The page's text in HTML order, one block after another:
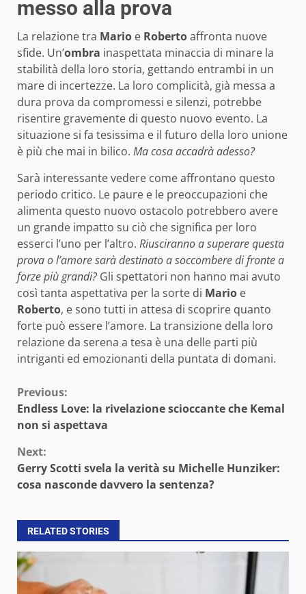
messo alla prova
La relazione tra Mario e Robertoaffronta nuove
sfide. Un’ombra inaspettata minaccia di minare la
stabilità della loro storia, gettando entrambi in un
mare di incertezze. La loro complicità, già messa a
dura prova da compromessi e silenzi, potrebbe
risentire gravemente di questo nuovo evento. La
situazione si fa tesissima e il futuro della loro unione
è più che mai in bilico. Ma cosa accadrà adesso?
Sarà interessante vedere come affrontano questo
periodo critico. Le paure e le preoccupazioni che
alimenta questo nuovo ostacolo potrebbero avere
un grande impatto su ciò che significa per loro
esserci l’uno per l’altro. Riusciranno a superare questa
prova o l’amore sarà destinato a soccombere di fronte a
forze più grandi?Gli spettatori non hanno mai avuto
così tanta aspettativa per la sorte di Mario e
Roberto, e sono tutti in attesa di scoprire quanto
forte può essere l’amore. La transizione della loro
relazione da serena a tesa è una delle parti più
intriganti ed emozionanti della puntata di domani.
Continue
Reading
Previous:
Endless Love: la rivelazione scioccante che Kemal
non si aspettava
Next:
Gerry Scotti svela la verità su Michelle Hunziker:
cosa nasconde davvero la sentenza?
RELATED STORIES